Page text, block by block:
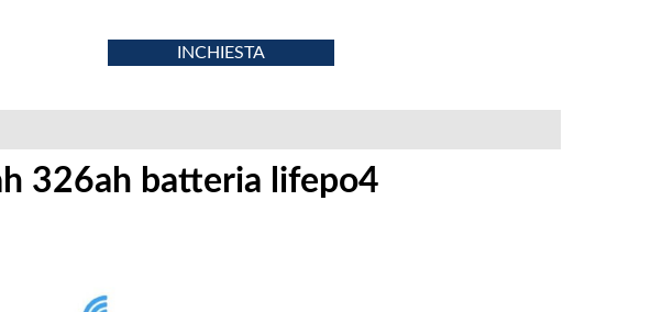
INCHIESTA
326ah batteria lifepo4